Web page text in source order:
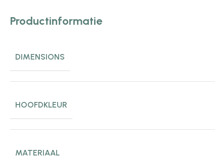
Productinformatie
DIMENSIONS
HOOFDKLEUR
MATERIAAL